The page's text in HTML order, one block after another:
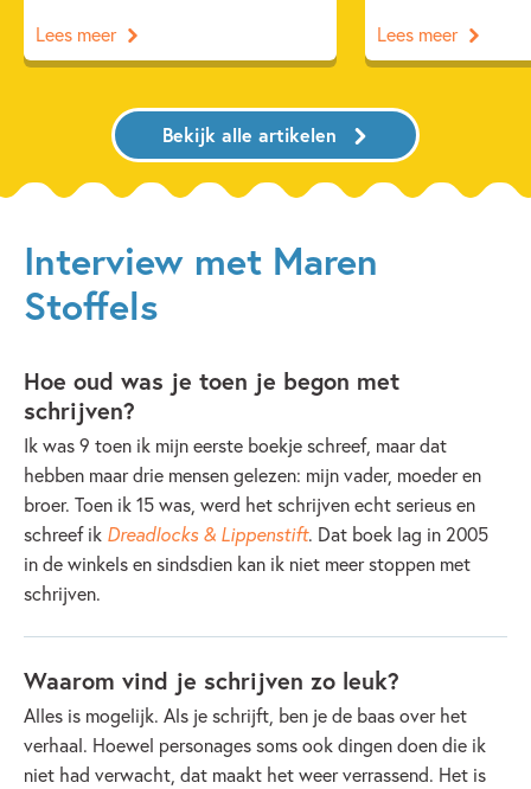
Lees meer Lees meer
Bekijk alle artikelen
Interview met Maren
Stoffels
Hoe oud was je toen je begon met
schrijven?
Ik was 9 toen ik mijn eerste boekje schreef, maar dat
hebben maar drie mensen gelezen: mijn vader, moeder en
broer. Toen ik 15 was, werd het schrijven echt serieus en
schreef ik Dreadlocks & Lippenstift. Dat boek lag in 2005
in de winkels en sindsdien kan ik niet meer stoppen met
schrijven.
Waarom vind je schrijven zo leuk?
Alles is mogelijk. Als je schrijft, ben je de baas over het
verhaal. Hoewel personages soms ook dingen doen die ik
niet had verwacht, dat maakt het weer verrassend. Het is